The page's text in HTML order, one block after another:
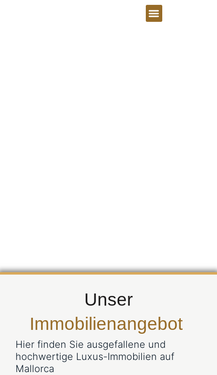
Unser
Immobilienangebot
Hier finden Sie ausgefallene und
hochwertige Luxus-Immobilien auf
Mallorca